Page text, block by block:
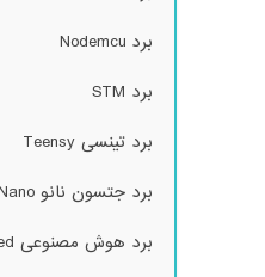
برد Nodemcu
برد STM
برد تینسی Teensy
برد جتسون نانو Jetson Nano
برد هوش مصنوعی Sipeed